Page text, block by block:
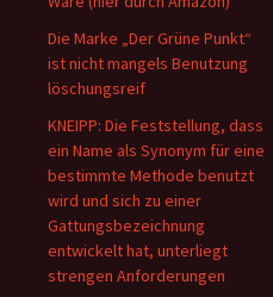
Die Marke „Der Grüne Punkt“
ist nicht mangels Benutzung
löschungsreif
KNEIPP: Die Feststellung, dass
ein Name als Synonym für eine
bestimmte Methode benutzt
wird und sich zu einer
Gattungsbezeichnung
entwickelt hat, unterliegt
strengen Anforderungen